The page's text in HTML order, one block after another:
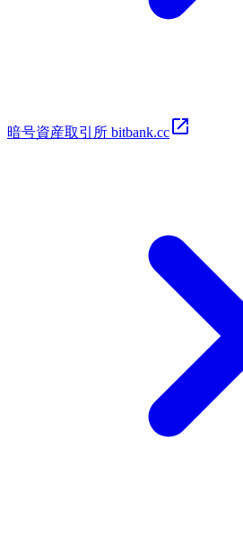
暗号​資​産取​引所 bitbank.cc​